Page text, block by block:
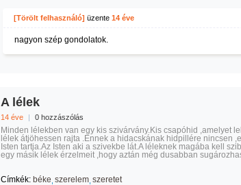
[Törölt felhasználó] üzente 14 éve
nagyon szép gondolatok.
A lélek
14 éve | 0 hozzászólás
Minden lélekben van egy kis szivárvány.Kis csapóhid ,amelyet
lélek átjöhessen rajta .Ennek a hidacskának hidpillére nincsen
Isten tartja.Az Isten aki a szivekbe lát.A léleknek magába kell
egy másik lélek érzelmeit ,hogy aztán még dusabban
Címkék: béke szerelem szeretet